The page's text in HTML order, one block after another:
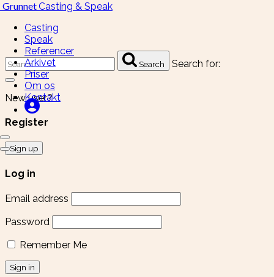
Search Search for:
New user?
Register
Sign up
Log in
Email address
Password
Remember Me
GrunnetCasting & Speak
Casting
Speak
Referencer
Arkivet
Priser
Om os
Kontakt